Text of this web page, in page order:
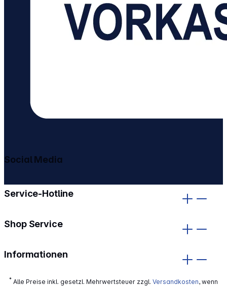
Service-Hotline
Shop Service
Informationen
Social Media
* Alle Preise inkl. gesetzl. Mehrwertsteuer zzgl. Versandkosten, wenn